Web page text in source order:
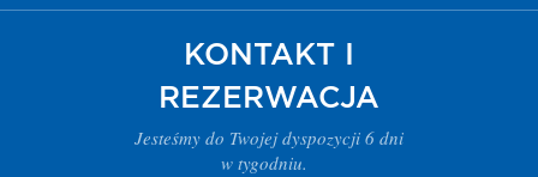
KONTAKT I
REZERWACJA
Jesteśmy do Twojej dyspozycji 6 dni
w tygodniu.